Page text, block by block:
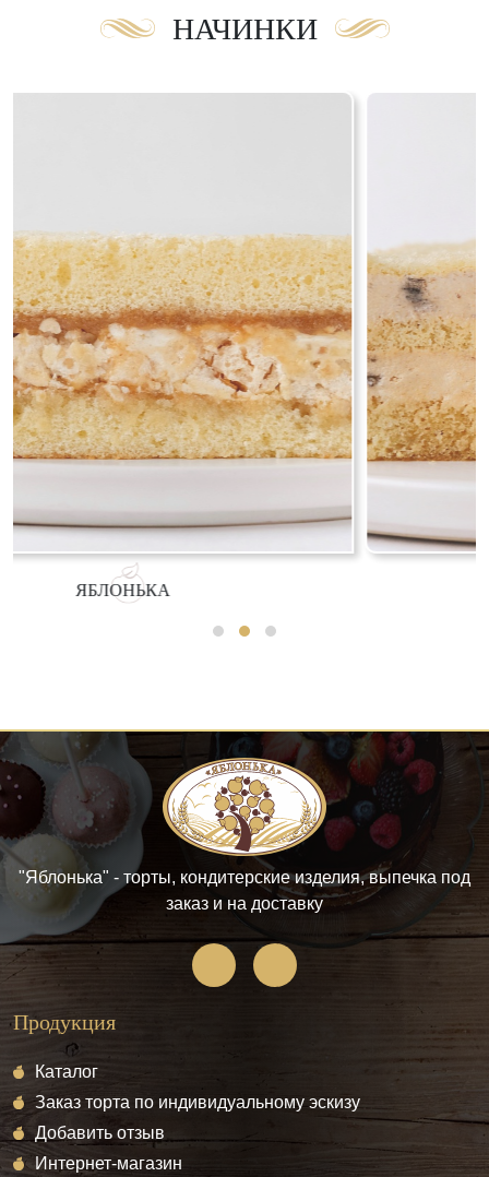
НАЧИНКИ
"Яблонька" - торты, кондитерские изделия, выпечка под
заказ и на доставку
Продукция
Каталог
Заказ торта по индивидуальному эскизу
Добавить отзыв
Интернет-магазин